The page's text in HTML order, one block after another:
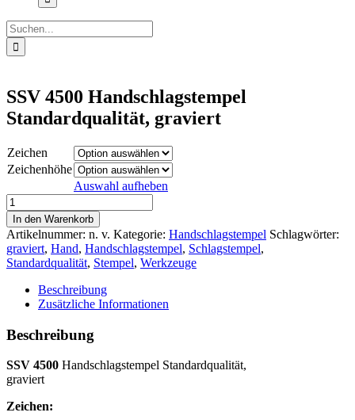
Suche
nach:
SSV 4500 Handschlagstempel
Standardqualität, graviert
Zeichen
Zeichenhöhe
Auswahl aufheben
SSV
4500
Handschlagstempel
Standardqualität,
graviert
Menge
In den Warenkorb
Artikelnummer: n. v. Kategorie: Handschlagstempel Schlagwörter:
graviert, Hand, Handschlagstempel, Schlagstempel,
Standardqualität, Stempel, Werkzeuge
Beschreibung
Zusätzliche Informationen
Beschreibung
SSV 4500 Handschlagstempel Standardqualität,
graviert
Zeichen: